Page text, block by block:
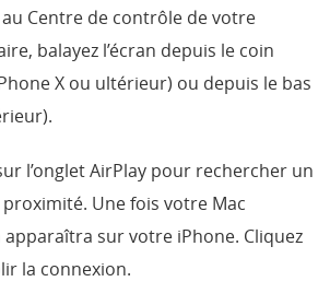
au Centre de contrôle de votre
balayez l’écran depuis le coin
X ou ultérieur) ou depuis le bas
l’onglet AirPlay pour rechercher un
Une fois votre Mac
sur votre iPhone. Cliquez
la connexion.